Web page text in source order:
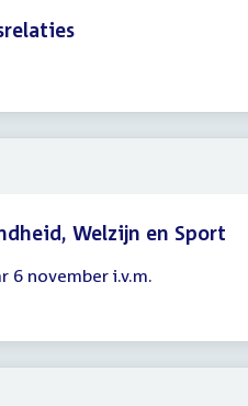
Welzijn en Sport
6 november i.v.m.